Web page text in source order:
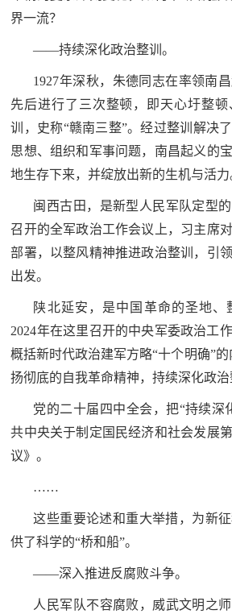
界一流？
——持续深化政治整训。
1927年深秋，朱德同志在率领南
先后进行了三次整顿，即天心圩整
训，史称“赣南三整”。经过整训解决
思想、组织和军事问题，南昌起义的
地生存下来，并绽放出新的生机与活力
闽西古田，是新型人民军队定型
召开的全军政治工作会议上，习主席
部署，以整风精神推进政治整训，引
出发。
陕北延安，是中国革命的圣地、
2024年在这里召开的中央军委政治工
概括新时代政治建军方略“十个明确”
扬彻底的自我革命精神，持续深化政治
党的二十届四中全会，把“持续深
共中央关于制定国民经济和社会发展
议》。
……
这些重要论述和重大举措，为新
供了科学的“桥和船”。
——深入推进反腐败斗争。
人民军队不容腐败，威武文明之师